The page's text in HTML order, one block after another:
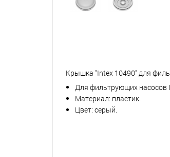
Крышка "Intex 10490" для
Для фильтрующих насосов
Материал: пластик.
Цвет: серый.